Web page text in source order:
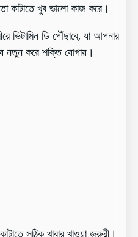
কাটাতে খুব ভালো কাজ করে।
ভিটামিন ডি পৌঁছাবে, যা আপনার
নতুন করে শক্তি যোগায়।
সঠিক খাবার খাওয়া জরুরী।